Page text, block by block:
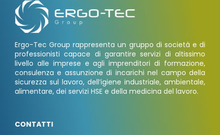
Ergo-Tec Group rappresenta un gruppo di società e di
professionisti capace di garantire servizi di altissimo
livello alle imprese e agli imprenditori di formazione,
consulenza e assunzione di incarichi nel campo della
sicurezza sul lavoro, dell’igiene industriale, ambientale,
alimentare, dei servizi HSE e della medicina del lavoro.
CONTATTI